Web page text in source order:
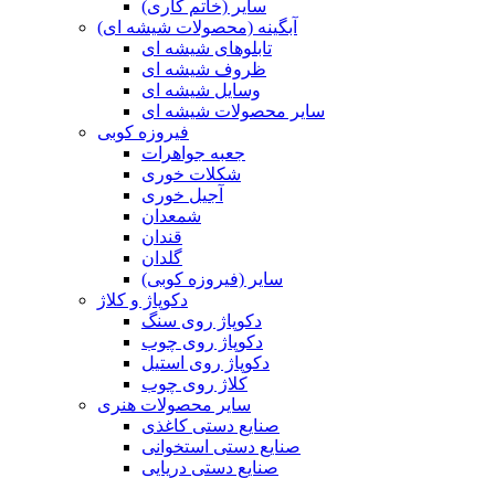
سایر (خاتم کاری)
آبگینه (محصولات شیشه ای)
تابلوهای شیشه ای
ظروف شیشه ای
وسایل شیشه ای
سایر محصولات شیشه ای
فیروزه کوبی
جعبه جواهرات
شکلات خوری
آجیل خوری
شمعدان
قندان
گلدان
سایر (فیروزه کوبی)
دکوپاژ و کلاژ
دکوپاژ روی سنگ
دکوپاژ روی چوب
دکوپاژ روی استیل
کلاژ روی چوب
سایر محصولات هنری
صنایع دستی کاغذی
صنایع دستی استخوانی
صنایع دستی دریایی